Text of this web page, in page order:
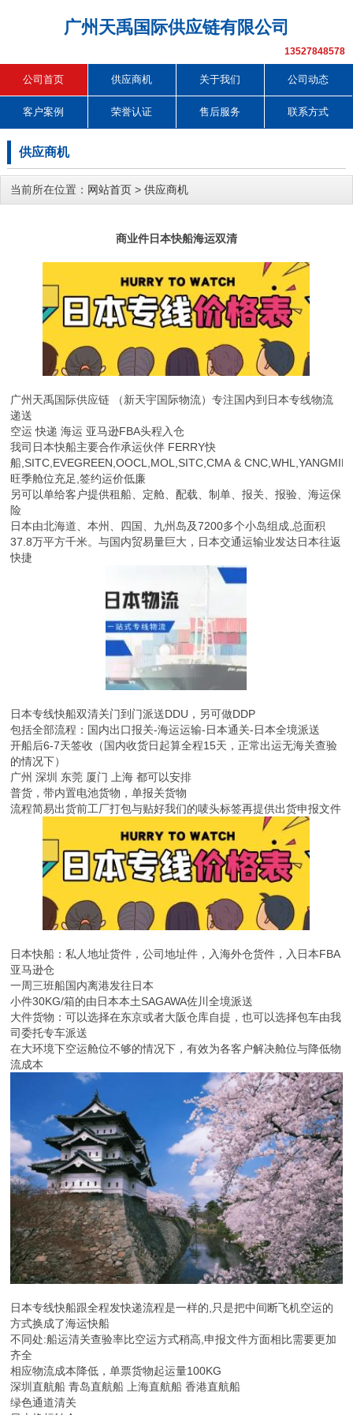
广州天禹国际供应链有限公司
13527848578
公司首页 供应商机 关于我们 公司动态
客户案例 荣誉认证 售后服务 联系方式
供应商机
当前所在位置： 网站首页 > 供应商机
商业件日本快船海运双清
广州天禹国际供应链 （新天宇国际物流）专注国内到日本专线物流
递送
空运 快递 海运 亚马逊FBA头程入仓
我司日本快船主要合作承运伙伴 FERRY快
船,SITC,EVEGREEN,OOCL,MOL,SITC,CMA &
旺季舱位充足,签约运价低廉
另可以单给客户提供租船、定舱、配载、制单、报关、报验、海运保
险
日本由北海道、本州、四国、九州岛及7200多个小岛组成,总面积
37.8万平方千米。与国内贸易量巨大，日本交通运输业发达日本往返
快捷
日本专线快船双清关门到门派送DDU，另可做DDP
包括全部流程：国内出口报关-海运运输-日本通关-日本全境派送
开船后6-7天签收（国内收货日起算全程15天，正常出运无海关查验
的情况下）
广州 深圳 东莞 厦门 上海 都可以安排
普货，带内置电池货物，单报关货物
流程简易出货前工厂打包与贴好我们的唛头标签再提供出货申报文件
日本快船：私人地址货件，公司地址件，入海外仓货件，入日本FBA
亚马逊仓
一周三班船国内离港发往日本
小件30KG/箱的由日本本土SAGAWA佐川全境派送
大件货物：可以选择在东京或者大阪仓库自提，也可以选择包车由我
司委托专车派送
在大环境下空运舱位不够的情况下，有效为各客户解决舱位与降低物
流成本
日本专线快船跟全程发快递流程是一样的,只是把中间断飞机空运的
方式换成了海运快船
不同处:船运清关查验率比空运方式稍高,申报文件方面相比需要更加
齐全
相应物流成本降低，单票货物起运量100KG
深圳直航船 青岛直航船 上海直航船 香港直航船
绿色通道清关